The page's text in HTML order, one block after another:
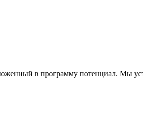
в программу потенциал. Мы